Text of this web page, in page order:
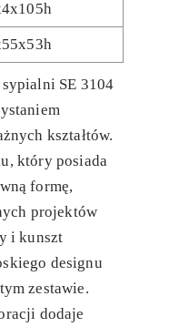
SE 3104
kształtów.
który posiada
formę,
projektów
i kunszt
designu
zestawie.
dodaje